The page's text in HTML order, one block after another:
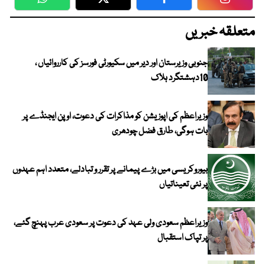
WhatsApp Twitter Facebook
متعلقہ خبریں
جنوبی وزیرستان اور دیر میں سکیورٹی فورسز کی کارروائیاں ،
10دہشتگرد ہلاک
وزیراعظم کی اپوزیشن کو مذاکرات کی دعوت، اوپن ایجنڈے پر
بات ہوگی، طارق فضل چودھری
بیوروکریسی میں بڑے پیمانے پر تقرر و تبادلے، متعدد اہم عہدوں
پر نئی تعیناتیاں
وزیراعظم سعودی ولی عہد کی دعوت پر سعودی عرب پہنچ گئے،
پر تپاک استقبال